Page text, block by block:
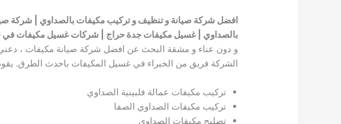
افضل شركة صيانة و تنظيف و تركيب مكيفات بالصداوي | شركة
بالصداوي | غسيل مكيفات جدة حراج | شركات غسيل مكيفات في
و دون عناء و مشقة البحث عن افضل شركة صيانة مكيفات ،
الشركة فريق من الخبراء في غسيل المكيفات باحدث الطرق.
تركيب مكيفات عمالة فلبينية الصداوي
تركيب مكيفات الصداوي الصفا
تصليح مكيفات الصداوي